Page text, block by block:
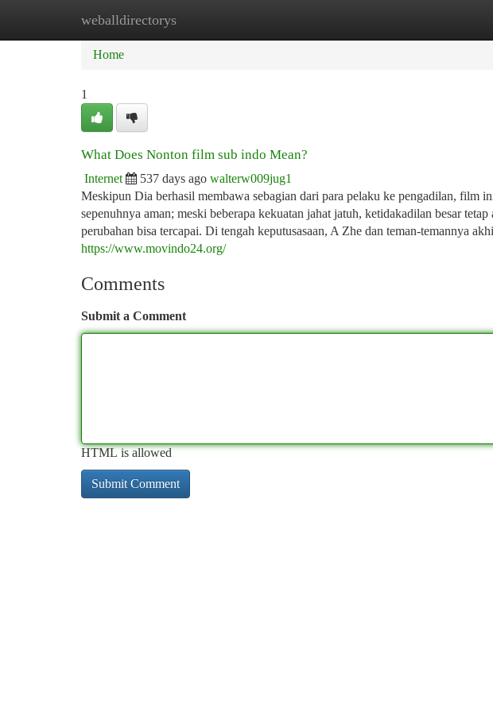
weballdirectorys
Home New Site Listings
Home
1
What Does Nonton film sub indo Mean?
Internet 537 days ago walterw009jug1
Meskipun Dia berhasil membawa sebagian dari para pelaku ke pengadilan, film
sepenuhnya aman; meski beberapa kekuatan jahat jatuh, ketidakadilan besar
perubahan bisa tercapai. Di tengah keputusasaan, A Zhe dan teman-temannya
https://www.movindo24.org/
Comments
Submit a Comment
HTML is allowed